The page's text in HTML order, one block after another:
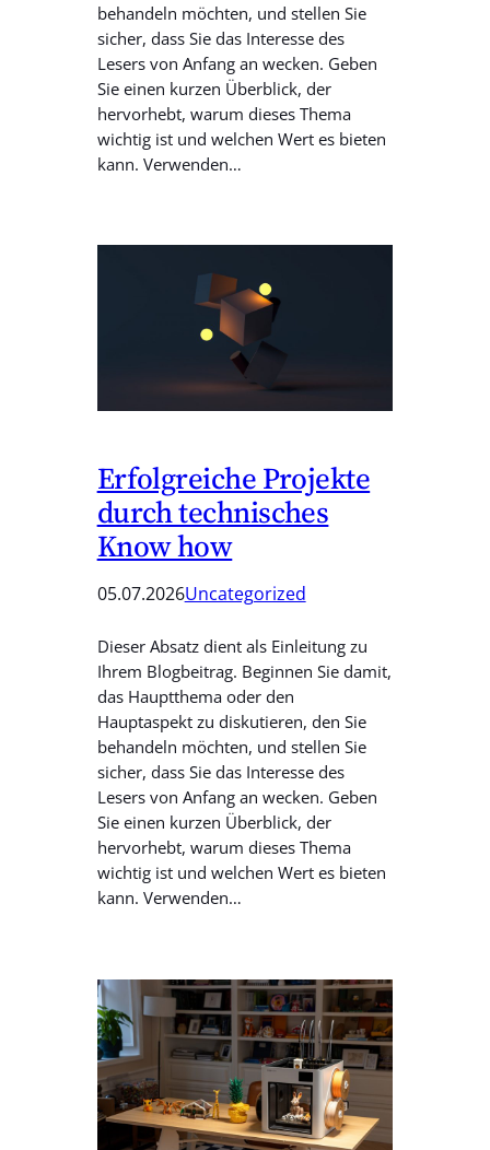
behandeln möchten, und stellen Sie
sicher, dass Sie das Interesse des
Lesers von Anfang an wecken. Geben
Sie einen kurzen Überblick, der
hervorhebt, warum dieses Thema
wichtig ist und welchen Wert es bieten
kann. Verwenden…
Erfolgreiche Projekte
durch technisches
Know how
05.07.2026Uncategorized
Dieser Absatz dient als Einleitung zu
Ihrem Blogbeitrag. Beginnen Sie damit,
das Hauptthema oder den
Hauptaspekt zu diskutieren, den Sie
behandeln möchten, und stellen Sie
sicher, dass Sie das Interesse des
Lesers von Anfang an wecken. Geben
Sie einen kurzen Überblick, der
hervorhebt, warum dieses Thema
wichtig ist und welchen Wert es bieten
kann. Verwenden…